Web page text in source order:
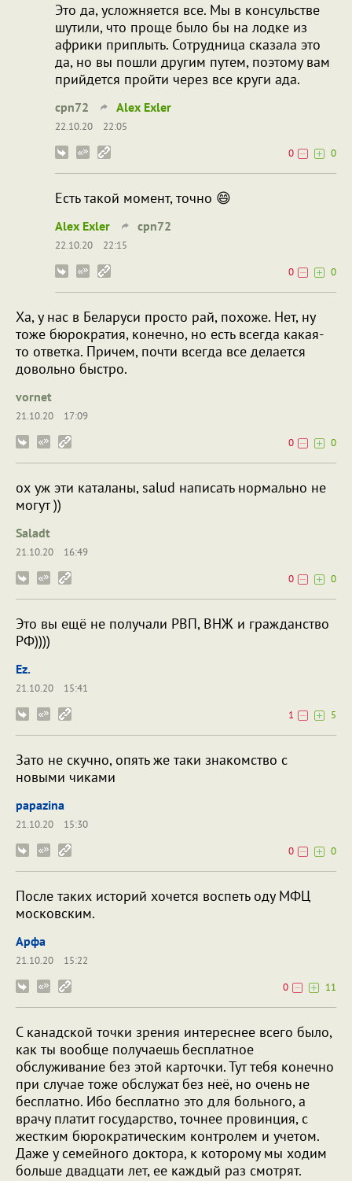
Это да, усложняется все. Мы в консульстве
шутили, что проще было бы на лодке из
африки приплыть. Сотрудница сказала это
да, но вы пошли другим путем, поэтому вам
прийдется пройти через все круги ада.
cpn72 Alex Exler
22.10.20
22:05
0
0
Есть такой момент, точно 😄
Alex Exler cpn72
22.10.20
22:15
0
0
Ха, у нас в Беларуси просто рай, похоже. Нет, ну
тоже бюрократия, конечно, но есть всегда какая-
то ответка. Причем, почти всегда все делается
довольно быстро.
vornet
21.10.20
17:09
0
0
ох уж эти каталаны, salud написать нормально не
могут ))
Saladt
21.10.20
16:49
0
0
Это вы ещё не получали РВП, ВНЖ и гражданство
РФ))))
Ez.
21.10.20
15:41
1
5
Зато не скучно, опять же таки знакомство с
новыми чиками
papazina
21.10.20
15:30
0
0
После таких историй хочется воспеть оду МФЦ
московским.
Арфа
21.10.20
15:22
0
11
С канадской точки зрения интереснее всего было,
как ты вообще получаешь бесплатное
обслуживание без этой карточки. Тут тебя конечно
при случае тоже обслужат без неё, но очень не
бесплатно. Ибо бесплатно это для больного, а
врачу платит государство, точнее провинция, с
жестким бюрократическим контролем и учетом.
Даже у семейного доктора, к которому мы ходим
больше двадцати лет, ее каждый раз смотрят.